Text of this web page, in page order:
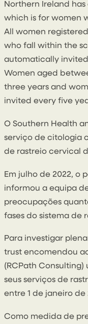
Northern Ireland
which is for women
All women
who fall within the
automatically
Women aged
three years and
invited every five
O Southern Health
serviço de citologia
de rastreio cervical
Em julho de 2022, o
informou a equipa
preocupações
fases do sistema de
Para investigar
trust encomendou
(RCPath
seus serviços de
entre 1 de janeiro de
Como medida de